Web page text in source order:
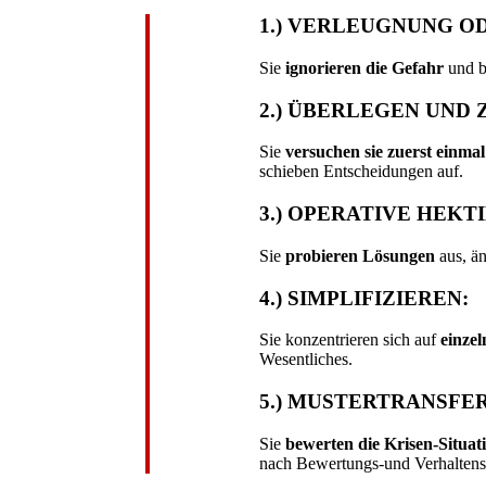
1.) VERLEUGNUNG
Sie ignorieren die Gefahrund
2.) ÜBERLEGEN UND
Sie versuchen sie zuerst
schieben Entscheidungen auf.
3.) OPERATIVE
Sie probieren Lösungen aus,
4.) SIMPLIFIZIEREN:
Sie konzentrieren sich auf
Wesentliches.
5.)
Sie bewerten die Krisen-
nach Bewertungs-und